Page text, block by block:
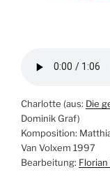
Charlotte (aus: Die
Dominik Graf)
Komposition:
Van Volxem 1997
Bearbeitung: Florian